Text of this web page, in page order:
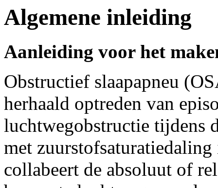
Algemene inleiding
Aanleiding voor het
Obstructief slaapapneu
herhaald optreden van
luchtwegobstructie tijdens
met
collabeert de absoluut of